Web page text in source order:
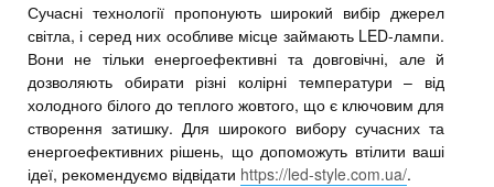
Сучасні технології пропонують широкий вибір джерел
світла, і серед них особливе місце займають LED-лампи.
Вони не тільки енергоефективні та довговічні, але й
дозволяють обирати різні колірні температури – від
холодного білого до теплого жовтого, що є ключовим для
створення затишку. Для широкого вибору сучасних та
енергоефективних рішень, що допоможуть втілити ваші
ідеї, рекомендуємо відвідати https://led-style.com.ua/.